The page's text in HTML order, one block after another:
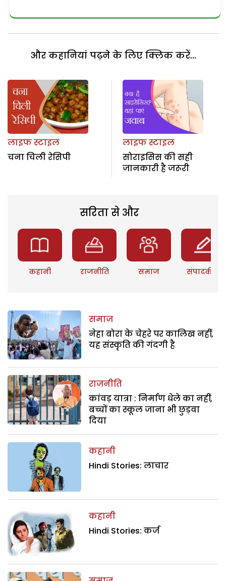
और कहानियां पढ़ने के लिए क्लिक करें...
लाइफ स्टाइल
चना चिली रेसिपी
लाइफ स्टाइल
सोराइसिस की सही
जानकारी है जरूरी
सरिता से और
कहानी राजनीति समाज संपादकीय
समाज
नेहा बोरा के चेहरे पर कालिख नहीं,
यह संस्कृति की गंदगी है
राजनीति
कांवड़ यात्रा : निर्माण धेले का नहीं,
बच्चों का स्कूल जाना भी छुड़वा
दिया
कहानी
Hindi Stories: लाचार
कहानी
Hindi Stories: कर्ज